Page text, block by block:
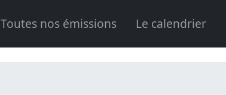
Toutes nos émissions Le calendrier